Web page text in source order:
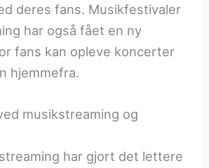
deres fans. Musikfestivaler
har også fået en ny
fans kan opleve koncerter
hjemmefra.
musikstreaming og
har gjort det lettere